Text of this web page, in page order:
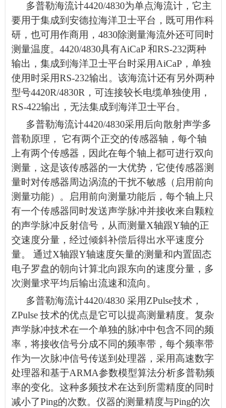
多普勒海流计4420/4830为单点海流计，它主
要用于集成到安德拉海洋卫士平台，既可用作科
研，也可用作商用，4830除测量海流外还可同时
测量温度。4420/4830具有AiCaP 和RS-232两种
输出，集成到海洋卫士平台时采用AiCaP，单独
使用时采用RS-232输出。该海流计还有另外两种
型号4420R/4830R，可连接较长电缆单独使用，
RS-422输出，无法集成到海洋卫士平台。
多普勒海流计4420/4830采用后向散射声学多
普勒原理， 它有两个正交的传感器轴，每个轴
上有两个传感器，因此在每个轴上都可进行双向
测量，这是该传感器的一大优势，它使传感器测
量时对传感器周边涡流的干扰不敏感（启用前向
测量功能）。启用前向测量功能后，每个轴上只
有一个传感器同时发送声学脉冲并接收来自颗粒
的声学脉冲反射信号，从而测量X轴跟Y轴的正
交速度分量，经过倾斜补偿后得出水平速度分
量。 通过X轴跟Y轴速度矢量的测量和内置固态
电子罗盘的朝向计算北向跟东向的速度分量，多
次测量求平均后输出流速和流向。
多普勒海流计4420/4830 采用ZPulse技术，
ZPulse 技术的优点是它可以提高测量精度。复杂
声学脉冲技术在一个单独的脉冲中包含不同的频
率，将接收信号分成不同的频率带，每个频率带
作为一次脉冲信号传送到处理器，采用高速数字
处理器和基于ARMA参数模型算法分析多普勒频
率的变化。这种多频技术在达到所需精度的同时
减小了Ping的次数。仪器的测量精度与Ping的次